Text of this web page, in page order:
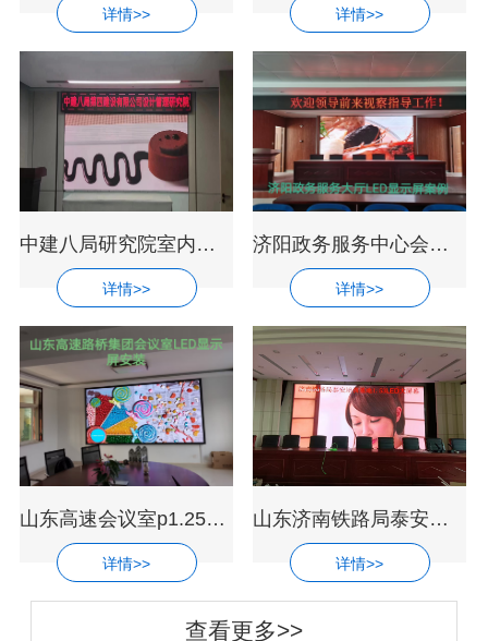
详情>> 详情>>
中建八局研究院室内超高清P1.25LED显示屏
详情>>
济阳政务服务中心会议室led全彩显示屏安
详情>>
山东高速会议室p1.25超高清led显示屏厂家
详情>>
山东济南铁路局泰安培训基地P1.53小间距
详情>>
查看更多>>